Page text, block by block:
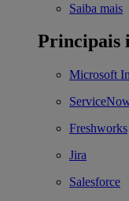
Saiba mais
Principais
Microsoft
Freshworks
Jira
Salesforce